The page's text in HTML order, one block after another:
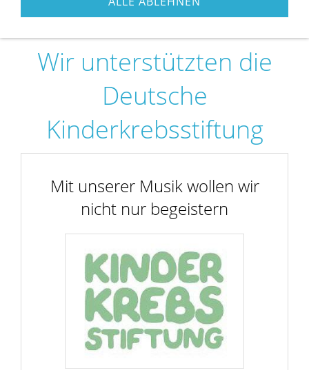
Wir unterstützten die
Deutsche
Kinderkrebsstiftung
Mit unserer Musik wollen wir
nicht nur begeistern